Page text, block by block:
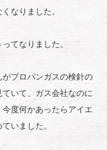
なりました。
てなりました。
プロパンガスの検針の
いて、ガス会社なのに
度何かあったらアイエ
いました。